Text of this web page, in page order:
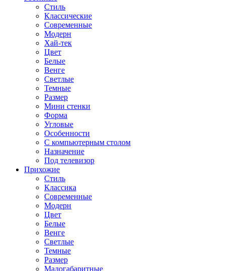
Стиль
Классические
Современные
Модерн
Хай-тек
Цвет
Белые
Венге
Светлые
Темные
Размер
Мини стенки
Форма
Угловые
Особенности
С компьютерным столом
Назначение
Под телевизор
Прихожие
Стиль
Классика
Современные
Модерн
Цвет
Белые
Венге
Светлые
Темные
Размер
Малогабаритные